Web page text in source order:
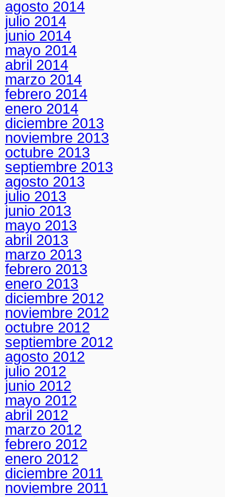
agosto 2014
julio 2014
junio 2014
mayo 2014
abril 2014
marzo 2014
febrero 2014
enero 2014
diciembre 2013
noviembre 2013
octubre 2013
septiembre 2013
agosto 2013
julio 2013
junio 2013
mayo 2013
abril 2013
marzo 2013
febrero 2013
enero 2013
diciembre 2012
noviembre 2012
octubre 2012
septiembre 2012
agosto 2012
julio 2012
junio 2012
mayo 2012
abril 2012
marzo 2012
febrero 2012
enero 2012
diciembre 2011
noviembre 2011